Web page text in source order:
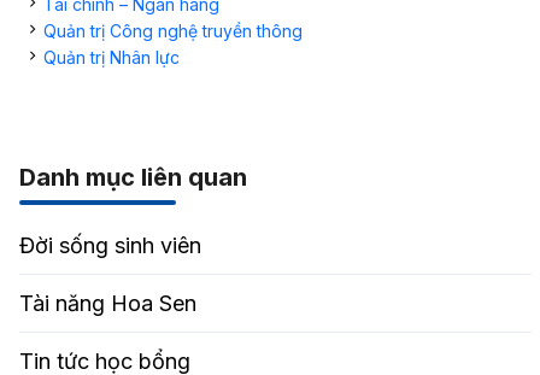
Tài chính – Ngân hàng
Quản trị Công nghệ truyền thông
Quản trị Nhân lực
Danh mục liên quan
Đời sống sinh viên
Tài năng Hoa Sen
Tin tức học bổng